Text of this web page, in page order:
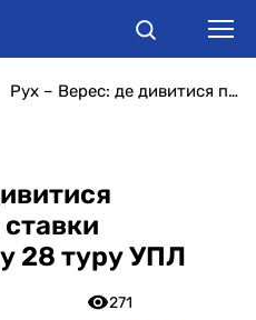
Рух – Верес: де дивитися протистояння та ставки букмекерів на гру 28 туру УПЛ
28 туру УПЛ
271